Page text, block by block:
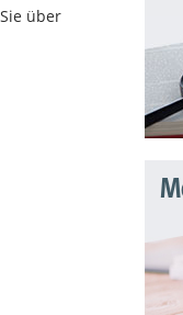
über